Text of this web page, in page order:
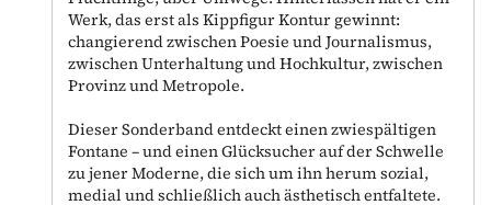
Werk, das erst als Kippfigur Kontur gewinnt:
changierend zwischen Poesie und Journalismus,
zwischen Unterhaltung und Hochkultur, zwischen
Provinz und Metropole.
Dieser Sonderband entdeckt einen zwiespältigen
Fontane – und einen Glücksucher auf der Schwelle
zu jener Moderne, die sich um ihn herum sozial,
medial und schließlich auch ästhetisch entfaltete.